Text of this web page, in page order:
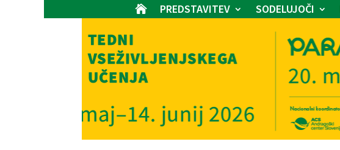
 PREDSTAVITEV SODELUJOČI